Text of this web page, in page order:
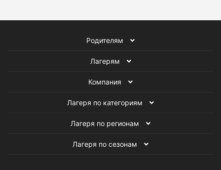
Родителям
Лагерям
Компания
Лагеря по категориям
Лагеря по регионам
Лагеря по сезонам